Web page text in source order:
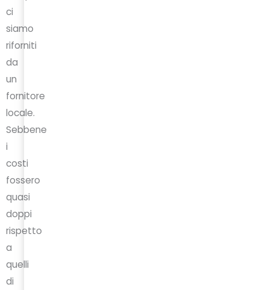
ci
siamo
riforniti
da
un
fornitore
locale.
Sebbene
i
costi
fossero
quasi
doppi
rispetto
a
quelli
di